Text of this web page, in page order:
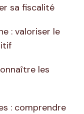
sa fiscalité
: valoriser le
les
: comprendre